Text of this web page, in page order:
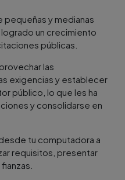
pequeñas y medianas
un crecimiento
públicas.
las
exigencias y establecer
público, lo que les ha
y consolidarse en
tu computadora a
requisitos, presentar